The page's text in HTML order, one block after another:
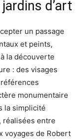
d’art
un passage
et peints,
la découverte
: des visages
monumentaire
la simplicité
entre
voyages de Robert